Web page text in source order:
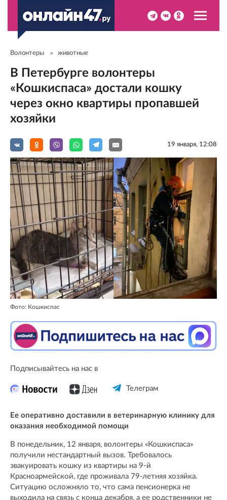
Волонтеры животные
В Петербурге волонтеры
«Кошкиспаса» достали кошку
через окно квартиры пропавшей
хозяйки
19 января, 12:08
Фото: Кошкиспас
Подписывайтесь на нас в
Телеграм
Ее оперативно доставили в ветеринарную клинику для
оказания необходимой помощи
В понедельник, 12 января, волонтеры «Кошкиспаса»
получили нестандартный вызов. Требовалось
эвакуировать кошку из квартиры на 9-й
Красноармейской, где проживала 79-летняя хозяйка.
Ситуацию осложняло то, что сама пенсионерка не
выходила на связь с конца декабря, а ее родственники не